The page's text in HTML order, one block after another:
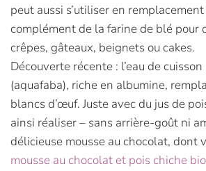
peut aussi s’utiliser en
complément de la farine de blé pour
crêpes, gâteaux, beignets ou cakes.
Découverte récente : l’eau de
(aquafaba), riche en albumine,
blancs d’œuf. Juste avec du jus de
ainsi réaliser – sans arrière-goût ni
délicieuse mousse au chocolat, dont
mousse au chocolat et pois chiche bio